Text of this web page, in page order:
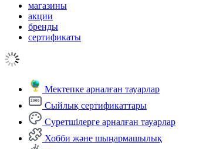
магазины
акции
бренды
сертификаты
Мектепке арналған тауарлар
Сыйлық сертификаттары
Суретшілерге арналған тауарлар
Хобби және шыңармашылық